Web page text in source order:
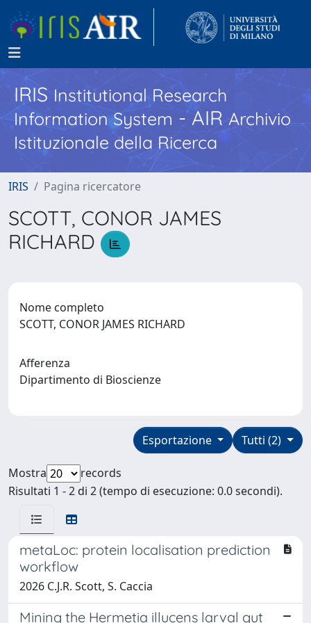
IRISInstitutional Research
Information System - AIR Archivio
Istituzionale della Ricerca
IRIS Pagina ricercatore
SCOTT, CONOR JAMES
RICHARD
Nome completo
SCOTT, CONOR JAMES RICHARD
Afferenza
Dipartimento di Bioscienze
Tutti (2)
Esportazione
Mostra
records
Risultati 1 - 2 di 2 (tempo di esecuzione: 0.0 secondi).
metaLoc: protein localisation prediction
workflow
2026 C.J.R. Scott, S. Caccia
Mining the Hermetia illucens larval gut